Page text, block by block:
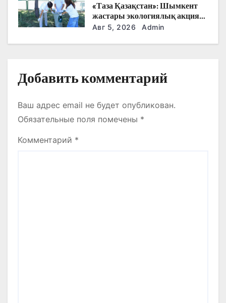
я
м
«Таза Қазақстан»: Шымкент
жастары экологиялық акцияға
белсенді қатысты
Авг 5, 2026 Admin
Добавить комментарий
Ваш адрес email не будет опубликован.
Обязательные поля помечены *
Комментарий *